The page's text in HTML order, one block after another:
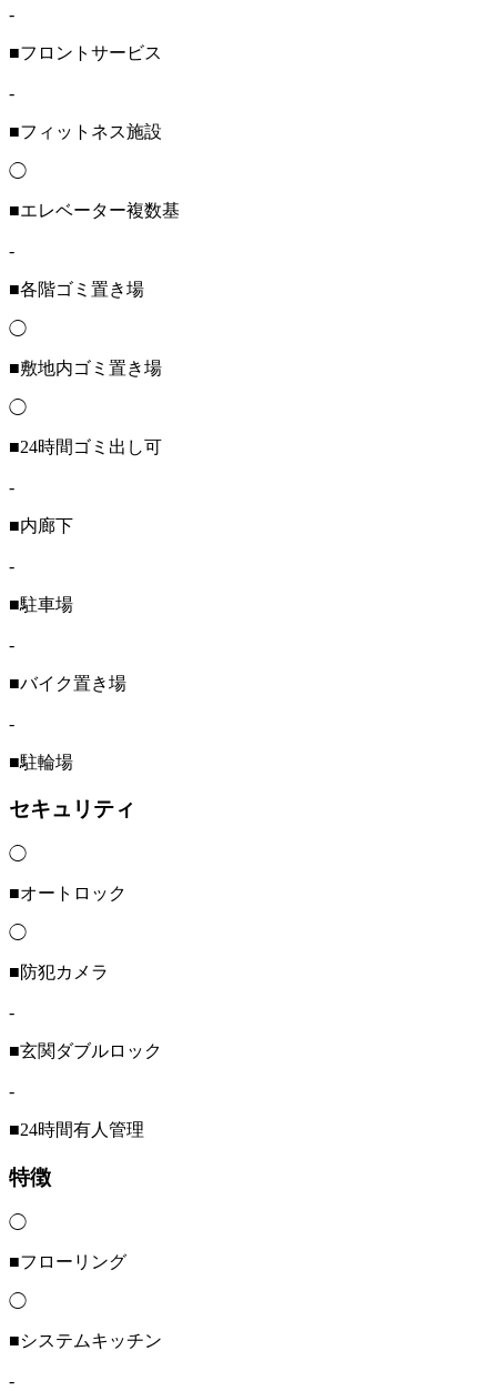
-
■フロントサービス
-
■フィットネス施設
◯
■エレベーター複数基
-
■各階ゴミ置き場
◯
■敷地内ゴミ置き場
◯
■24時間ゴミ出し可
-
■内廊下
-
■駐車場
-
■バイク置き場
-
■駐輪場
セキュリティ
◯
■オートロック
◯
■防犯カメラ
-
■玄関ダブルロック
-
■24時間有人管理
特徴
◯
■フローリング
◯
■システムキッチン
-